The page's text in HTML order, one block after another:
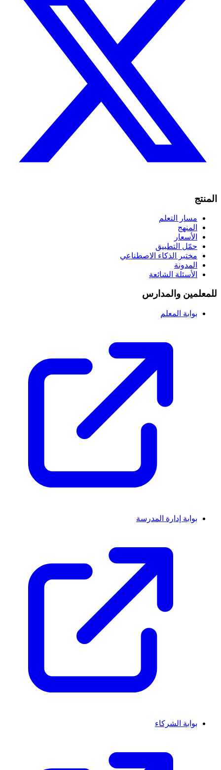
المنتج
مسار التعلم
المنهج
الأسعار
حمّل التطبيق
مختبر الذكاء الاصطناعي
المدونة
الأسئلة الشائعة
للمعلمين والمدارس
بوابة المعلم
بوابة إدارة المدرسة
بوابة الشركاء